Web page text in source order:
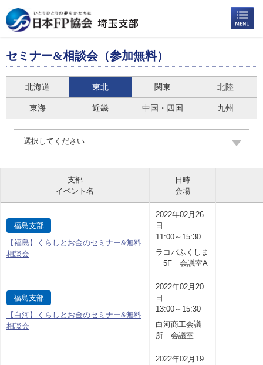
セミナー&相談会（参加無料）
北海道 東北 関東 北陸
東海 近畿 中国・四国 九州
選択してください
支部
イベント名
日時
会場
福島支部
【福島】くらしとお金のセミナー&無料
相談会
2022年02月26
日
11:00～15:30
ラコパふくしま
5F 会議室A
福島支部
【白河】くらしとお金のセミナー&無料
相談会
2022年02月20
日
13:00～15:30
白河商工会議
所 会議室
2022年02月19